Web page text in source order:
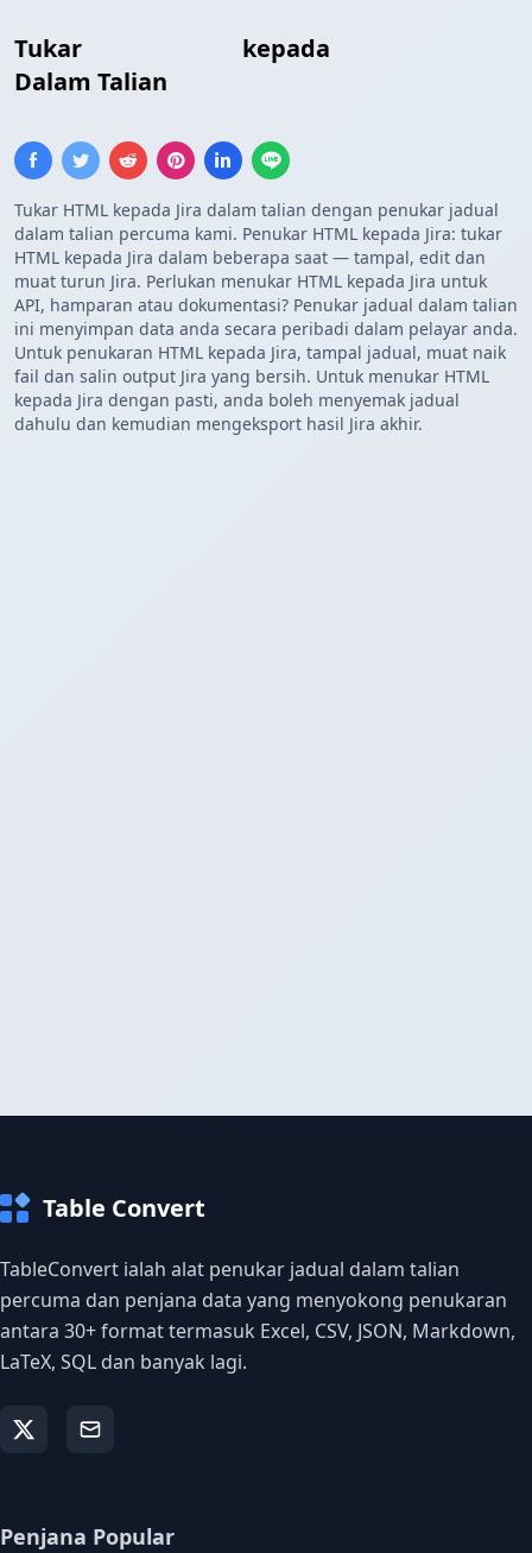
Tukar kepada
Dalam Talian
Tukar HTML kepada Jira dalam talian dengan penukar jadual
dalam talian percuma kami. Penukar HTML kepada Jira: tukar
HTML kepada Jira dalam beberapa saat — tampal, edit dan
muat turun Jira. Perlukan menukar HTML kepada Jira untuk
API, hamparan atau dokumentasi? Penukar jadual dalam talian
ini menyimpan data anda secara peribadi dalam pelayar anda.
Untuk penukaran HTML kepada Jira, tampal jadual, muat naik
fail dan salin output Jira yang bersih. Untuk menukar HTML
kepada Jira dengan pasti, anda boleh menyemak jadual
dahulu dan kemudian mengeksport hasil Jira akhir.
Table Convert
TableConvert ialah alat penukar jadual dalam talian
percuma dan penjana data yang menyokong penukaran
antara 30+ format termasuk Excel, CSV, JSON, Markdown,
LaTeX, SQL dan banyak lagi.
Penjana Popular